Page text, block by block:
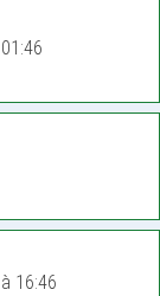
16:46